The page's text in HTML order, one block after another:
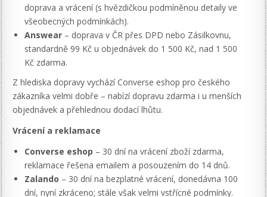
doprava a vrácení (s hvězdičkou podmíněnou detaily ve
všeobecných podmínkách).
Answear – doprava v ČR přes DPD nebo Zásilkovnu,
standardně 99 Kč u objednávek do 1 500 Kč, nad 1 500
Kč zdarma.
Z hlediska dopravy vychází Converse eshop pro českého
zákazníka velmi dobře – nabízí dopravu zdarma i u menších
objednávek a přehlednou dodací lhůtu.
Vrácení a reklamace
Converse eshop – 30 dní na vrácení zboží zdarma,
reklamace řešena emailem a posouzením do 14 dnů.
Zalando – 30 dní na bezplatné vrácení, donedávna 100
dní, nyní zkráceno; stále však velmi vstřícné podmínky.